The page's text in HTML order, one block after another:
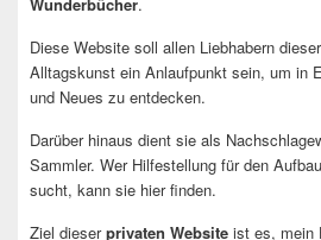
Wunderbücher.
Diese Website soll allen Liebhabern
Alltagskunst ein Anlaufpunkt sein, um in
und Neues zu entdecken.
Darüber hinaus dient sie als
Sammler. Wer Hilfestellung für den
sucht, kann sie hier finden.
Ziel dieserprivaten Website ist es, mein